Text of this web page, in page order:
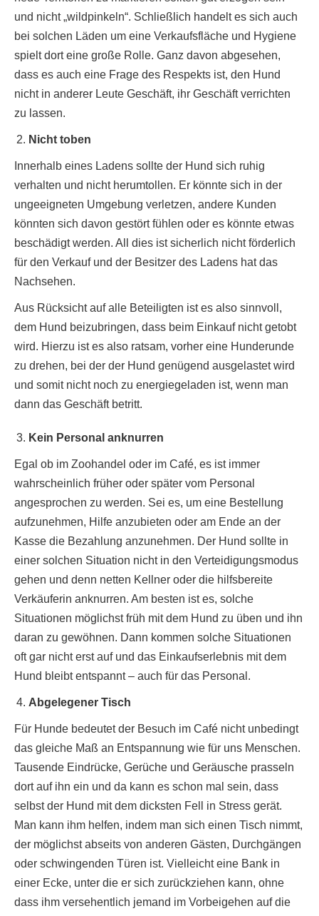
und nicht „wildpinkeln“. Schließlich handelt es sich auch
bei solchen Läden um eine Verkaufsfläche und Hygiene
spielt dort eine große Rolle. Ganz davon abgesehen,
dass es auch eine Frage des Respekts ist, den Hund
nicht in anderer Leute Geschäft, ihr Geschäft verrichten
zu lassen.
Nicht toben
Innerhalb eines Ladens sollte der Hund sich ruhig
verhalten und nicht herumtollen. Er könnte sich in der
ungeeigneten Umgebung verletzen, andere Kunden
könnten sich davon gestört fühlen oder es könnte etwas
beschädigt werden. All dies ist sicherlich nicht förderlich
für den Verkauf und der Besitzer des Ladens hat das
Nachsehen.
Aus Rücksicht auf alle Beteiligten ist es also sinnvoll,
dem Hund beizubringen, dass beim Einkauf nicht getobt
wird. Hierzu ist es also ratsam, vorher eine Hunderunde
zu drehen, bei der der Hund genügend ausgelastet wird
und somit nicht noch zu energiegeladen ist, wenn man
dann das Geschäft betritt.
Kein Personal anknurren
Egal ob im Zoohandel oder im Café, es ist immer
wahrscheinlich früher oder später vom Personal
angesprochen zu werden. Sei es, um eine Bestellung
aufzunehmen, Hilfe anzubieten oder am Ende an der
Kasse die Bezahlung anzunehmen. Der Hund sollte in
einer solchen Situation nicht in den Verteidigungsmodus
gehen und denn netten Kellner oder die hilfsbereite
Verkäuferin anknurren. Am besten ist es, solche
Situationen möglichst früh mit dem Hund zu üben und ihn
daran zu gewöhnen. Dann kommen solche Situationen
oft gar nicht erst auf und das Einkaufserlebnis mit dem
Hund bleibt entspannt – auch für das Personal.
Abgelegener Tisch
Für Hunde bedeutet der Besuch im Café nicht unbedingt
das gleiche Maß an Entspannung wie für uns Menschen.
Tausende Eindrücke, Gerüche und Geräusche prasseln
dort auf ihn ein und da kann es schon mal sein, dass
selbst der Hund mit dem dicksten Fell in Stress gerät.
Man kann ihm helfen, indem man sich einen Tisch nimmt,
der möglichst abseits von anderen Gästen, Durchgängen
oder schwingenden Türen ist. Vielleicht eine Bank in
einer Ecke, unter die er sich zurückziehen kann, ohne
dass ihm versehentlich jemand im Vorbeigehen auf die